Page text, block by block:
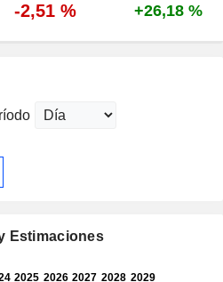
-2,51 % +26,18 %
Estimaciones